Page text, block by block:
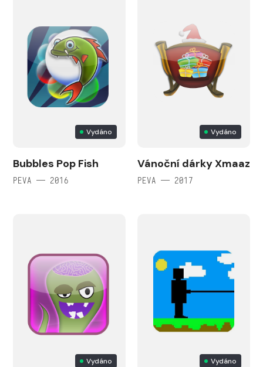
Vydáno
Bubbles Pop Fish
PEVA — 2016
Vydáno
Vánoční dárky Xmaaz
PEVA — 2017
Vydáno Vydáno